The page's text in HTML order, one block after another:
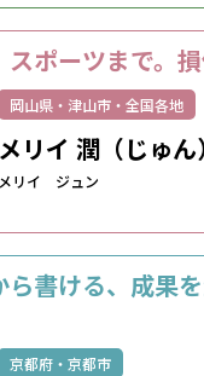
スポーツまで。
岡山県・津山市・全国各地
メリイ 潤（じゅん）
メリイ ジュン
ら書ける、成果
京都府・京都市